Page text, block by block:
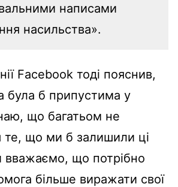
написами
насильства».
Facebook тоді пояснив,
була б припустима у
що багатьом не
те, що ми б залишили ці
вважаємо, що потрібно
більше виражати свої